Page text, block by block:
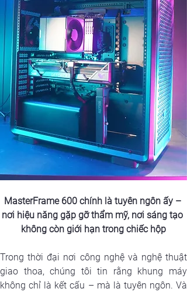
MasterFrame 600 chính là tuyên ngôn ấy –
nơi hiệu năng gặp gỡ thẩm mỹ, nơi sáng tạo
không còn giới hạn trong chiếc hộp
Trong thời đại nơi công nghệ và nghệ thuật
giao thoa, chúng tôi tin rằng khung máy
không chỉ là kết cấu – mà là tuyên ngôn. Và